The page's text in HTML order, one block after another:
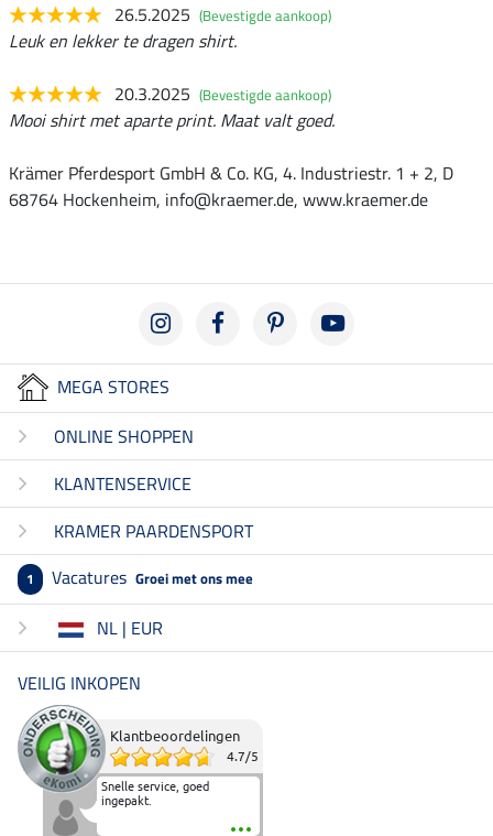
26.5.2025 (Bevestigde aankoop)
Leuk en lekker te dragen shirt.
20.3.2025 (Bevestigde aankoop)
Mooi shirt met aparte print. Maat valt goed.
Krämer Pferdesport GmbH & Co. KG, 4. Industriestr. 1 + 2, D
68764 Hockenheim, info@kraemer.de, www.kraemer.de
MEGA STORES
ONLINE SHOPPEN
KLANTENSERVICE
KRAMER PAARDENSPORT
1 Vacatures Groei met ons mee
NL | EUR
VEILIG INKOPEN
Klantbeoordelingen
4.7/5
Snelle service, goed
ingepakt.